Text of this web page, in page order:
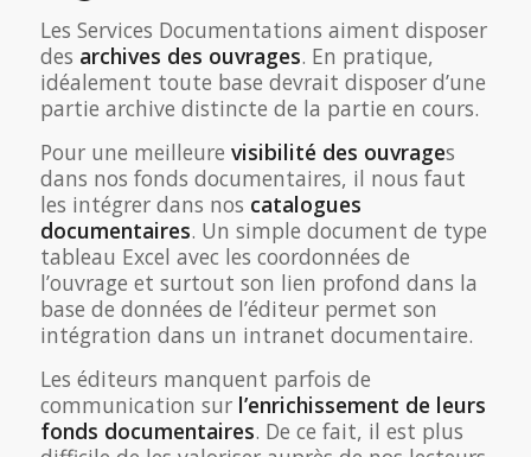
Les Services Documentations aiment disposer
des archives des ouvrages. En pratique,
idéalement toute base devrait disposer d’une
partie archive distincte de la partie en cours.
Pour une meilleure visibilité des ouvrages
dans nos fonds documentaires, il nous faut
les intégrer dans nos catalogues
documentaires. Un simple document de type
tableau Excel avec les coordonnées de
l’ouvrage et surtout son lien profond dans la
base de données de l’éditeur permet son
intégration dans un intranet documentaire.
Les éditeurs manquent parfois de
communication sur l’enrichissement de leurs
fonds documentaires. De ce fait, il est plus